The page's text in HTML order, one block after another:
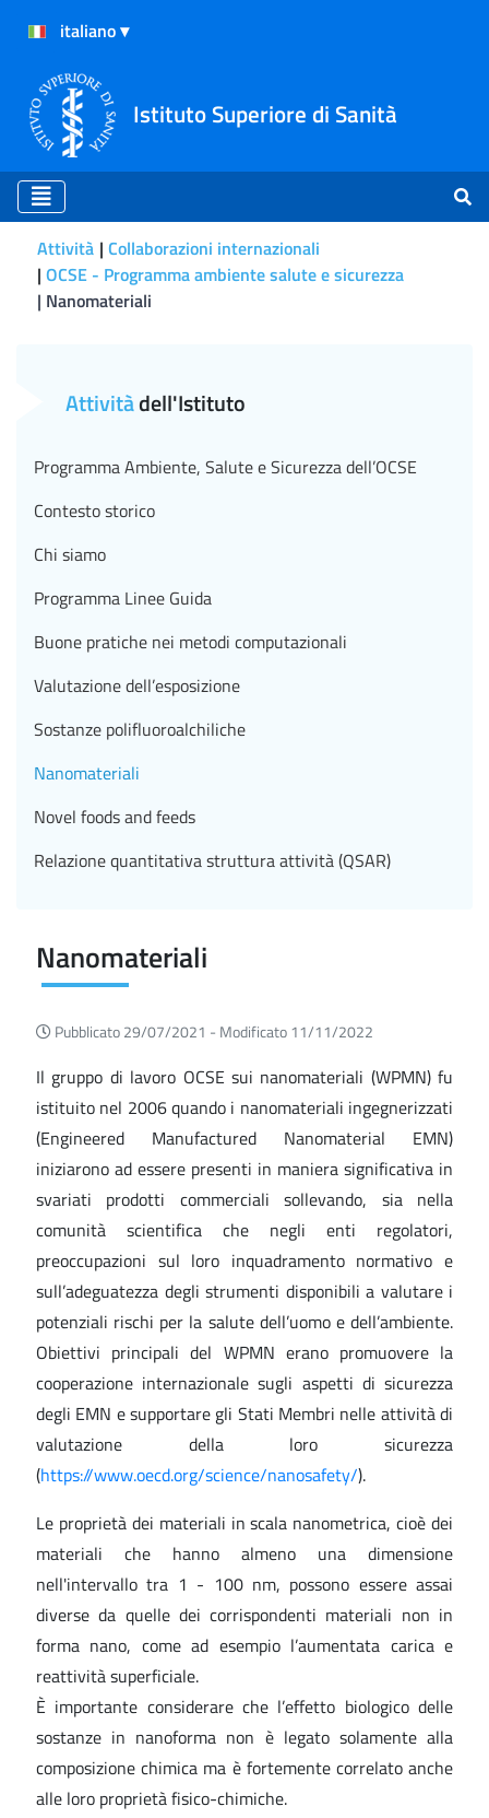
Istituto Superiore di Sanità
Attività Collaborazioni internazionali
OCSE - Programma ambiente salute e sicurezza
Nanomateriali
Nanomateriali
Pubblicato 29/07/2021 - Modificato 11/11/2022
Il gruppo di lavoro OCSE sui nanomateriali (WPMN) fu
istituito nel 2006 quando i nanomateriali ingegnerizzati
(Engineered Manufactured Nanomaterial EMN)
iniziarono ad essere presenti in maniera significativa in
svariati prodotti commerciali sollevando, sia nella
comunità scientifica che negli enti regolatori,
preoccupazioni sul loro inquadramento normativo e
sull’adeguatezza degli strumenti disponibili a valutare i
potenziali rischi per la salute dell’uomo e dell’ambiente.
Obiettivi principali del WPMN erano promuovere la
cooperazione internazionale sugli aspetti di sicurezza
degli EMN e supportare gli Stati Membri nelle attività di
valutazione della loro sicurezza
(https://www.oecd.org/science/nanosafety/).
Le proprietà dei materiali in scala nanometrica, cioè dei
materiali che hanno almeno una dimensione
nell'intervallo tra 1 - 100 nm, possono essere assai
diverse da quelle dei corrispondenti materiali non in
forma nano, come ad esempio l’aumentata carica e
reattività superficiale.
È importante considerare che l’effetto biologico delle
sostanze in nanoforma non è legato solamente alla
composizione chimica ma è fortemente correlato anche
alle loro proprietà fisico-chimiche.
Attivitàdell'Istituto
Programma Ambiente, Salute e Sicurezza dell’OCSE
Contesto storico
Chi siamo
Programma Linee Guida
Buone pratiche nei metodi computazionali
Valutazione dell’esposizione
Sostanze polifluoroalchiliche
Nanomateriali
Novel foods and feeds
Relazione quantitativa struttura attività (QSAR)